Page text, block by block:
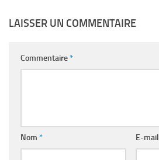
LAISSER UN COMMENTAIRE
Commentaire*
Nom * E-mail